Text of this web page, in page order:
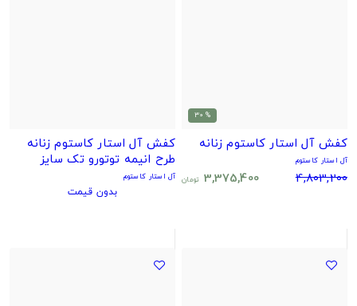
% 30
کفش آل استار کاستوم زنانه
آل استار کاستوم
4,803,200
3,375,400 تومان
کفش آل استار کاستوم زنانه
طرح انیمه توتورو تک سایز
آل استار کاستوم
بدون قیمت